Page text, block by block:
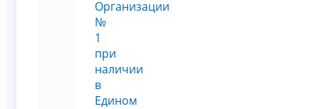
Организации
№
1
при
наличии
в
Едином